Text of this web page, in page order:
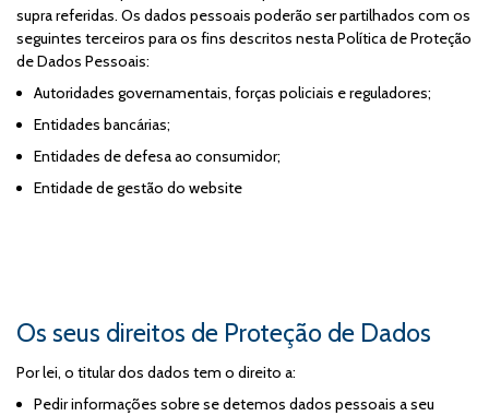
supra referidas. Os dados pessoais poderão ser partilhados com os
seguintes terceiros para os fins descritos nesta Política de Proteção
de Dados Pessoais:
Autoridades governamentais, forças policiais e reguladores;
Entidades bancárias;
Entidades de defesa ao consumidor;
Entidade de gestão do website
Os seus direitos de Proteção de Dados
Por lei, o titular dos dados tem o direito a:
Pedir informações sobre se detemos dados pessoais a seu